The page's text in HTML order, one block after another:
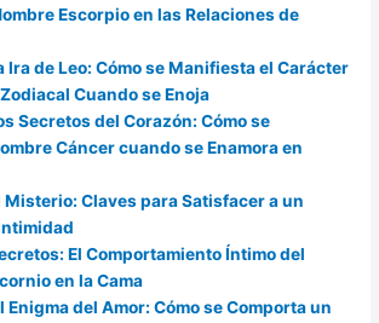
Escorpio en las Relaciones de
Ira de Leo: Cómo se Manifiesta el Carácter
Cuando se Enoja
Secretos del Corazón: Cómo se
Cáncer cuando se Enamora en
Misterio: Claves para Satisfacer a un
El Comportamiento Íntimo del
en la Cama
del Amor: Cómo se Comporta un